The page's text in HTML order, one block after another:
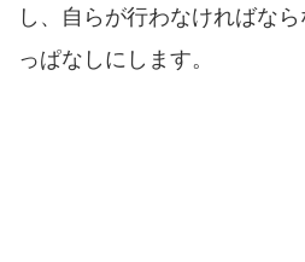
し、自らが行わなければな
っぱなしにします。